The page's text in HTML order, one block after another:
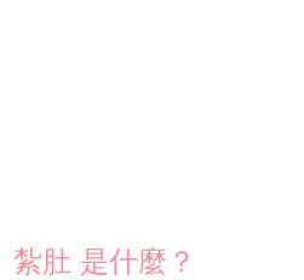
紮肚 是什麼？